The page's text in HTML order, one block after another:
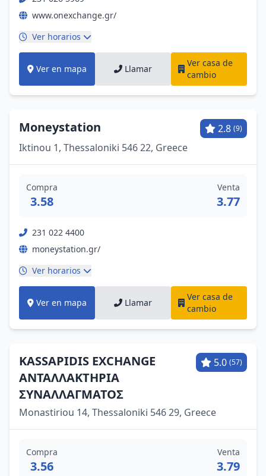
www.onexchange.gr/
Ver horarios
Ver en mapa Llamar
Ver casa de
cambio
Moneystation 2.8 (9)
Iktinou 1, Thessaloniki 546 22, Greece
Compra
3.58
Venta
3.77
231 022 4400
moneystation.gr/
Ver horarios
Ver en mapa Llamar
Ver casa de
cambio
KASSAPIDIS EXCHANGE
ΑΝΤΑΛΛΑΚΤΗΡΙΑ
ΣΥΝΑΛΛΑΓΜΑΤΟΣ
5.0 (57)
Monastiriou 14, Thessaloniki 546 29, Greece
Compra
3.56
Venta
3.79